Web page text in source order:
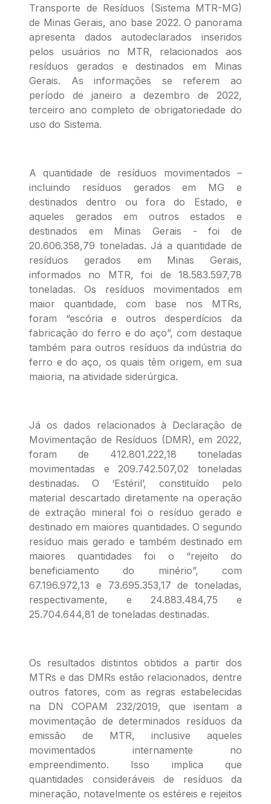
Transporte de Resíduos (Sistema MTR-MG)
de Minas Gerais, ano base 2022. O panorama
apresenta dados autodeclarados inseridos
pelos usuários no MTR, relacionados aos
resíduos gerados e destinados em Minas
Gerais. As informações se referem ao
período de janeiro a dezembro de 2022,
terceiro ano completo de obrigatoriedade do
uso do Sistema.
A quantidade de resíduos movimentados –
incluindo resíduos gerados em MG e
destinados dentro ou fora do Estado, e
aqueles gerados em outros estados e
destinados em Minas Gerais - foi de
20.606.358,79 toneladas. Já a quantidade de
resíduos gerados em Minas Gerais,
informados no MTR, foi de 18.583.597,78
toneladas. Os resíduos movimentados em
maior quantidade, com base nos MTRs,
foram “escória e outros desperdícios da
fabricação do ferro e do aço”, com destaque
também para outros resíduos da indústria do
ferro e do aço, os quais têm origem, em sua
maioria, na atividade siderúrgica.
Já os dados relacionados à Declaração de
Movimentação de Resíduos (DMR), em 2022,
foram de 412.801.222,18 toneladas
movimentadas e 209.742.507,02 toneladas
destinadas. O ‘Estéril’, constituído pelo
material descartado diretamente na operação
de extração mineral foi o resíduo gerado e
destinado em maiores quantidades. O segundo
resíduo mais gerado e também destinado em
maiores quantidades foi o “rejeito do
beneficiamento do minério”, com
67.196.972,13 e 73.695.353,17 de toneladas,
respectivamente, e 24.883.484,75 e
25.704.644,81 de toneladas destinadas.
Os resultados distintos obtidos a partir dos
MTRs e das DMRs estão relacionados, dentre
outros fatores, com as regras estabelecidas
na DN COPAM 232/2019, que isentam a
movimentação de determinados resíduos da
emissão de MTR, inclusive aqueles
movimentados internamente no
empreendimento. Isso implica que
quantidades consideráveis de resíduos da
mineração, notavelmente os estéreis e rejeitos